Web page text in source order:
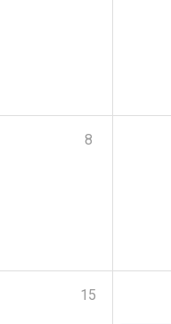
8
15